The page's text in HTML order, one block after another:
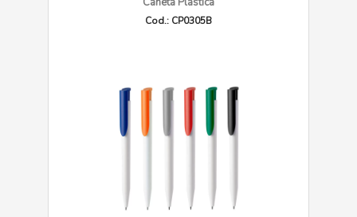
Cod.: CP0305B